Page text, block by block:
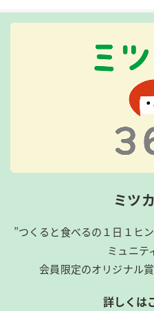
ミツ
”つくると食べるの１日１ヒ
ミュニテ
会員限定のオリジナル
詳しくは